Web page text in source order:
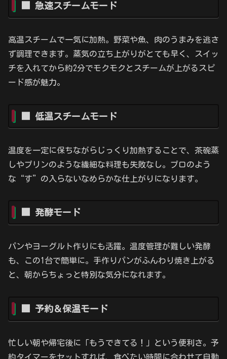
■ 急速スチームモード
高温スチームで一気に加熱。野菜や魚、肉のうまみを逃さ
ず調理できます。蒸気の立ち上がりがとても早く、スイッ
チを入れてから約2分でモクモクとスチームが上がるスピ
ード感が魅力。
■ 低温スチームモード
温度を一定に保ちながらじっくり加熱することで、茶碗蒸
しやプリンのような繊細な料理も失敗なし。プロのよう
な“す”の入らないなめらかな仕上がりになります。
■ 発酵モード
パンやヨーグルト作りにも活躍。温度管理が難しい発酵
も、この1台で簡単に。手作りパンがふんわり焼き上がる
と、朝からちょっと特別な気分になれます。
■ 予約＆保温モード
忙しい朝や帰宅後に「もうできてる！」という便利さ。予
約タイマーをセットすれば、食べたい時間に合わせて自動